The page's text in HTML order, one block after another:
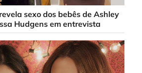
sexo dos bebês de Ashley
Hudgens em entrevista